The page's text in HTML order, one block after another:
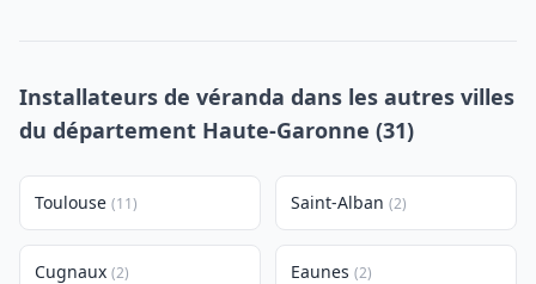
Installateurs de véranda dans les autres villes
du département Haute-Garonne (31)
Toulouse (11) Saint-Alban (2)
Cugnaux (2) Eaunes (2)